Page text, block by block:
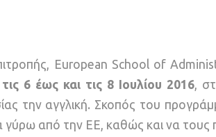
European School of
6 έως και τις 8 Ιουλίου 2016 ,
την αγγλική. Σκοπός του
γύρω από την ΕΕ, καθώς και να τους